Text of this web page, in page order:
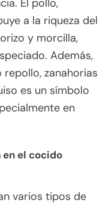
El pollo,
a la riqueza del
y morcilla,
Además,
zanahorias
es un símbolo
en
en el cocido
varios tipos de